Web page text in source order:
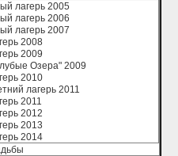
лагерь 2005
лагерь 2006
лагерь 2007
2008
2009
Озера" 2009
2010
лагерь 2011
2011
2012
2013
2014